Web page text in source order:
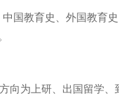
国教育史、外国教育
向为上研、出国留学、